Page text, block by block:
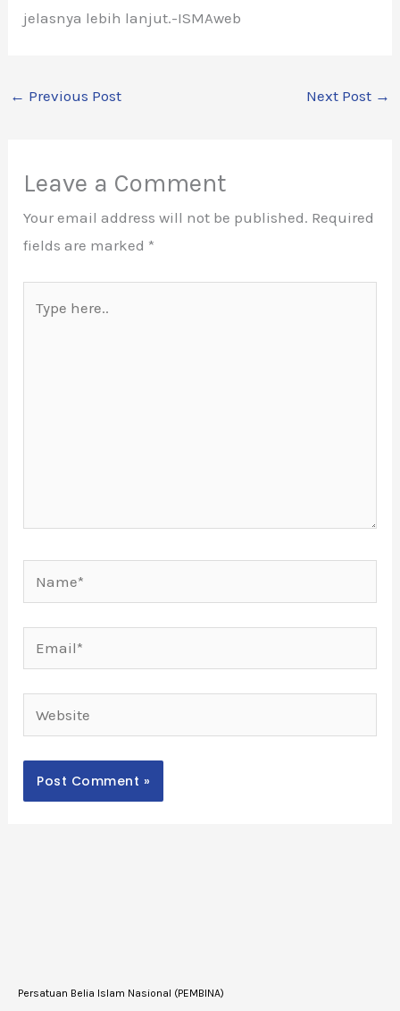
jelasnya lebih lanjut.-ISMAweb
← Previous Post Next Post →
Leave a Comment
Your email address will not be published. Required
fields are marked *
here..
Email*
Website
Persatuan Belia Islam Nasional (PEMBINA)